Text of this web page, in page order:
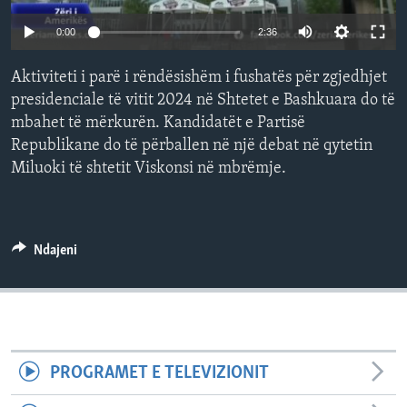
INTERVISTA
DITARI
0:00 2:36
Aktiviteti i parë i rëndësishëm i fushatës për zgjedhjet
presidenciale të vitit 2024 në Shtetet e Bashkuara do të
mbahet të mërkurën. Kandidatët e Partisë
Republikane do të përballen në një debat në qytetin
Miluoki të shtetit Viskonsi në mbrëmje.
Ndajeni
PROGRAMET E TELEVIZIONIT